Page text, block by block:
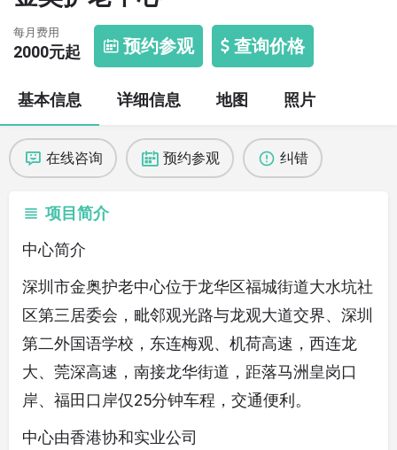
每月费用
2000元起 预约参观 查询价格
基本信息 详细信息 地图 照片
在线咨询 预约参观 纠错
项目简介
中心简介
深圳市金奥护老中心位于龙华区福城街道大水坑社
区第三居委会，毗邻观光路与龙观大道交界、深圳
第二外国语学校，东连梅观、机荷高速，西连龙
大、莞深高速，南接龙华街道，距落马洲皇岗口
岸、福田口岸仅25分钟车程，交通便利。
中心由香港协和实业公司